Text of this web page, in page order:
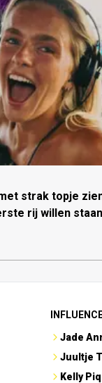
strak topje
rij willen
Jade
Juultje
Kelly